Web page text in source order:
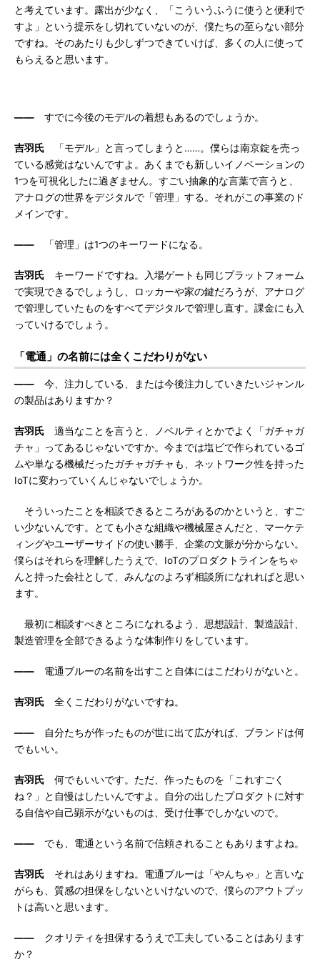
と考えています。露出が少なく、「こういうふうに使うと便利で
すよ」という提示をし切れていないのが、僕たちの至らない部分
ですね。そのあたりも少しずつできていけば、多くの人に使って
もらえると思います。
―― すでに今後のモデルの着想もあるのでしょうか。
吉羽氏 「モデル」と言ってしまうと……。僕らは南京錠を売っ
ている感覚はないんですよ。あくまでも新しいイノベーションの
1つを可視化したに過ぎません。すごい抽象的な言葉で言うと、
アナログの世界をデジタルで「管理」する。それがこの事業のド
メインです。
―― 「管理」は1つのキーワードになる。
吉羽氏 キーワードですね。入場ゲートも同じプラットフォーム
で実現できるでしょうし、ロッカーや家の鍵だろうが、アナログ
で管理していたものをすべてデジタルで管理し直す。課金にも入
っていけるでしょう。
「電通」の名前には全くこだわりがない
―― 今、注力している、または今後注力していきたいジャンル
の製品はありますか？
吉羽氏 適当なことを言うと、ノベルティとかでよく「ガチャガ
チャ」ってあるじゃないですか。今までは塩ビで作られているゴ
ムや単なる機械だったガチャガチャも、ネットワーク性を持った
IoTに変わっていくんじゃないでしょうか。
そういったことを相談できるところがあるのかというと、すご
い少ないんです。とても小さな組織や機械屋さんだと、マーケテ
ィングやユーザーサイドの使い勝手、企業の文脈が分からない。
僕らはそれらを理解したうえで、IoTのプロダクトラインをちゃ
んと持った会社として、みんなのよろず相談所になれればと思い
ます。
最初に相談すべきところになれるよう、思想設計、製造設計、
製造管理を全部できるような体制作りをしています。
―― 電通ブルーの名前を出すこと自体にはこだわりがないと。
吉羽氏 全くこだわりがないですね。
―― 自分たちが作ったものが世に出て広がれば、ブランドは何
でもいい。
吉羽氏 何でもいいです。ただ、作ったものを「これすごく
ね？」と自慢はしたいんですよ。自分の出したプロダクトに対す
る自信や自己顕示がないものは、受け仕事でしかないので。
―― でも、電通という名前で信頼されることもありますよね。
吉羽氏 それはありますね。電通ブルーは「やんちゃ」と言いな
がらも、質感の担保をしないといけないので、僕らのアウトプッ
トは高いと思います。
―― クオリティを担保するうえで工夫していることはあります
か？